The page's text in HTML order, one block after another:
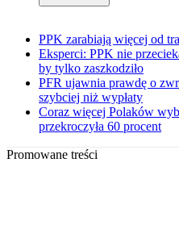
PPK zarabiają więcej od
Eksperci: PPK nie
by tylko zaszkodziło
PFR ujawnia prawdę o
szybciej niż wypłaty
Coraz więcej Polaków
przekroczyła 60 procent
Promowane treści